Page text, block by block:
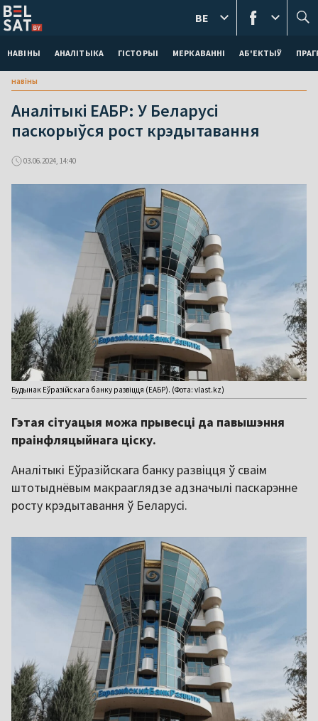
НАВІНЫ АНАЛІТЫКА ГІСТОРЫІ МЕРКАВАННI АБ'ЕКТЫЎ
BE
навіны
Аналітыкі ЕАБР: У Беларусі
паскорыўся рост крэдытавання
03.06.2024, 14:40
Будынак Еўразійскага банку развіцця (ЕАБР). (Фота: vlast.kz)
Гэтая сітуацыя можа прывесці да павышэння
праінфляцыйнага ціску.
Аналітыкі Еўразійскага банку развіцця ў сваім
штотыднёвым макрааглядзе адзначылі паскарэнне
росту крэдытавання ў Беларусі.